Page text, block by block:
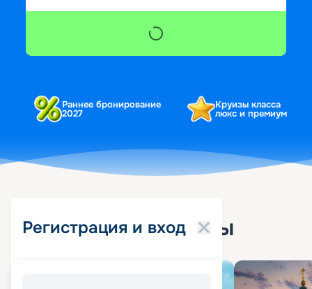
Раннее бронирование
2027
Круизы класса
люкс и премиум
Регистрация и вход
Популярные круизы